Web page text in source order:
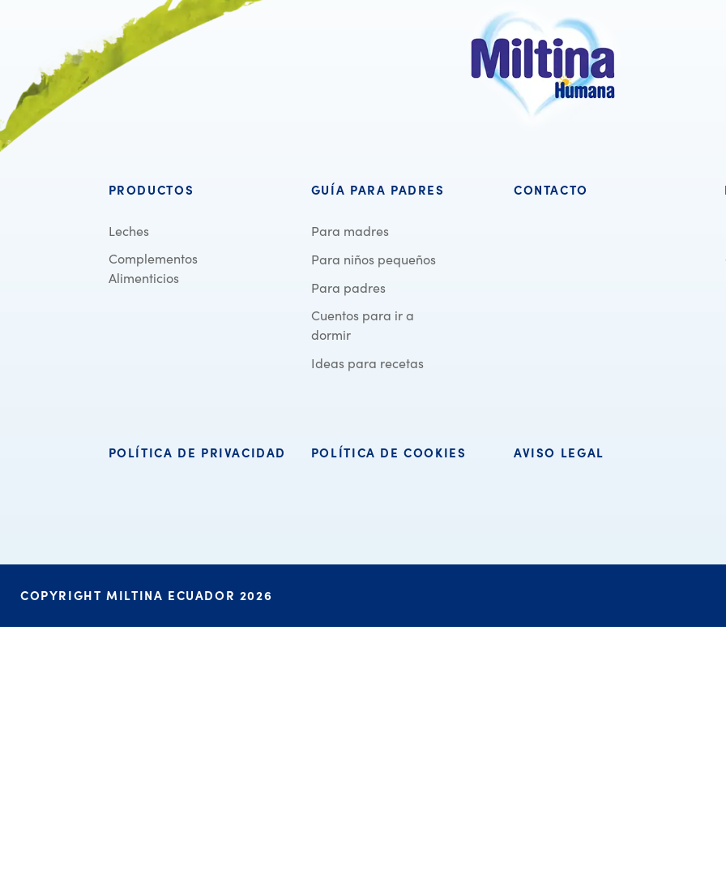
PRODUCTOS
Leches
Complementos
Alimenticios
GUÍA PARA PADRES
Para madres
Para niños pequeños
Para padres
Cuentos para ir a
dormir
Ideas para recetas
CONTACTO
POLÍTICA DE PRIVACIDAD POLÍTICA DE COOKIES AVISO LEGAL
COPYRIGHT MILTINA ECUADOR 2026